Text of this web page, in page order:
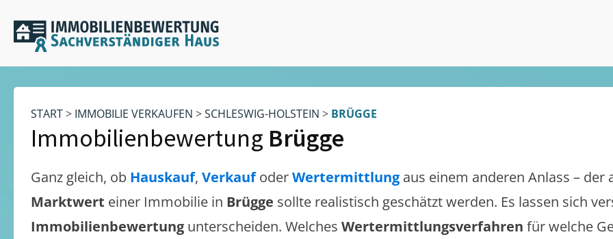
START> IMMOBILIE VERKAUFEN >SCHLESWIG-HOLSTEIN > BRÜGGE
Immobilienbewertung Brügge
Ganz gleich, ob Hauskauf, VerkaufoderWertermittlung aus einem anderen Anlass – der
Marktwert einer Immobilie in Brügge sollte realistisch geschätzt werden. Es lassen sich
Immobilienbewertung unterscheiden. Welches Wertermittlungsverfahren für welche